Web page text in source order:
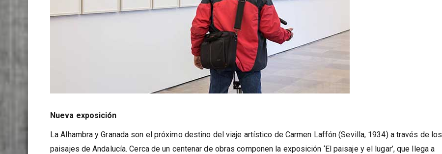
Nueva exposición
La Alhambra y Granada son el próximo destino del viaje artístico de Carmen Laffón (Sevilla, 1934) a través de los
paisajes de Andalucía. Cerca de un centenar de obras componen la exposición ‘El paisaje y el lugar’, que llega a